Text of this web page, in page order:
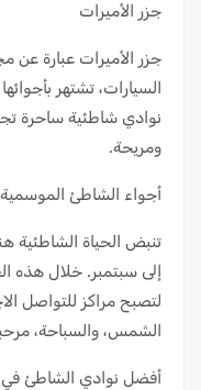
جزر الأميرات
جزر الأميرات عبارة
السيارات، تشتهر
نوادي شاطئية ساحرة
ومريحة.
أجواء الشاطئ الموسمية
تنبض الحياة الشاطئية
إلى سبتمبر. خلال هذه
لتصبح مراكز للتواصل
الشمس، والسباحة،
أفضل نوادي الشاطئ في